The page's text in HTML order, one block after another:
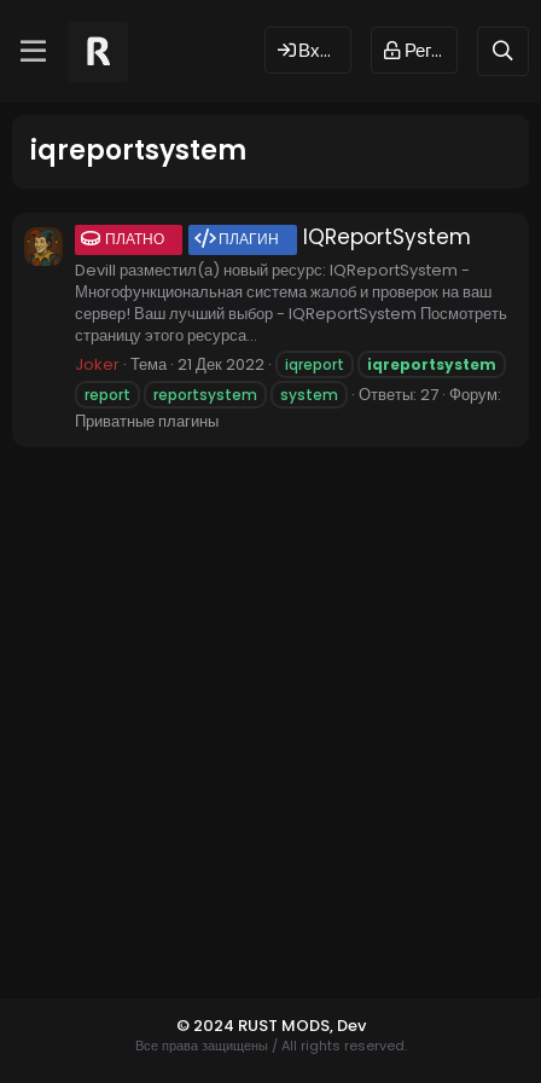
Вход Регистрация
iqreportsystem
ПЛАТНО ПЛАГИН IQReportSystem
Devill разместил(а) новый ресурс: IQReportSystem -
Многофункциональная система жалоб и проверок на ваш
сервер! Ваш лучший выбор - IQReportSystem Посмотреть
страницу этого ресурса...
Joker Тема 21 Дек 2022 iqreport
iqreportsystem
report
reportsystem system Ответы: 27 Форум:
Приватные плагины
© 2024 RUST MODS, Dev
Все права защищены / All rights reserved.